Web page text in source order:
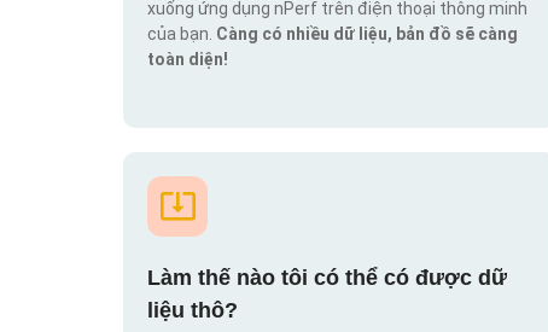
xuống ứng dụng nPerf trên điện thoại thông minh
của bạn. Càng có nhiều dữ liệu, bản đồ sẽ càng
toàn diện!
Làm thế nào tôi có thể có được dữ
liệu thô?